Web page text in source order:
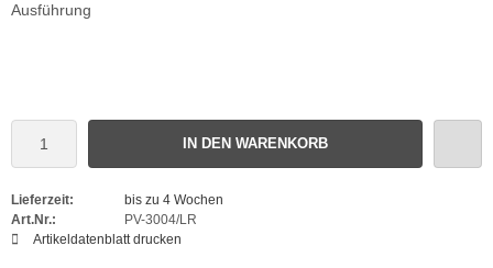
Ausführung
IN DEN WARENKORB
Lieferzeit:
bis zu 4 Wochen
Art.Nr.:
PV-3004/LR
Artikeldatenblatt drucken